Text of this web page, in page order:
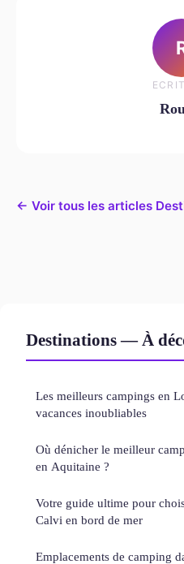
← Voir tous les articles
Destinations — À
Les meilleurs campings en
vacances inoubliables
Où dénicher le meilleur
en Aquitaine ?
Votre guide ultime pour
Calvi en bord de mer
Emplacements de camping